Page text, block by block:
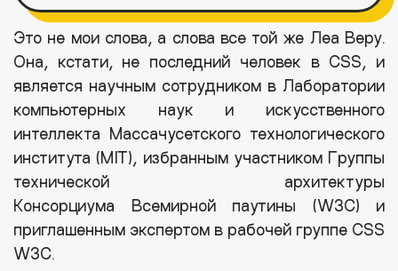
Это не мои слова, а слова все той же Леа Веру.
Она, кстати, не последний человек в CSS, и
является научным сотрудником в Лаборатории
компьютерных наук и искусственного
интеллекта Массачусетского технологического
института (MIT), избранным участником Группы
технической архитектуры
Консорциума Всемирной паутины (W3C) и
приглашенным экспертом в рабочей группе CSS
W3C.